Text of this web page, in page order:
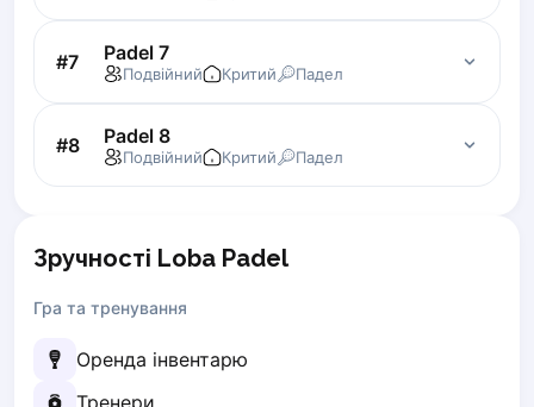
Zaporizhzhia
Українська Cities
Prague
Batumi
Kutaisi
Riga
Bialystok
Bielsko-Biala
#7 Padel 7
Подвійний Критий Падел
#8 Padel 8
Подвійний Критий Падел
Зручності Loba Padel
Гра та тренування
Оренда інвентарю
Тренери